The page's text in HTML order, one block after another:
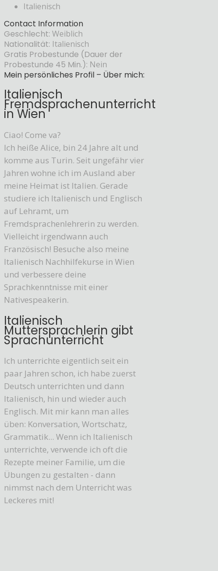
Italienisch
Contact Information
Geschlecht: Weiblich
Nationalität: Italienisch
Gratis Probestunde (Dauer der
Probestunde 45 Min.): Nein
Mein persönliches Profil – Über mich:
Italienisch
Fremdsprachenunterricht
in Wien
Ciao! Come va?
Ich heiße Alice, bin 24 Jahre alt und
komme aus Turin. Seit ungefähr vier
Jahren wohne ich im Ausland aber
meine Heimat ist Italien. Gerade
studiere ich Italienisch und Englisch
auf Lehramt, um
Fremdsprachenlehrerin zu werden.
Vielleicht irgendwann auch
Französisch! Besuche also meine
Italienisch Nachhilfekurse in Wien
und verbessere deine
Sprachkenntnisse mit einer
Nativespeakerin.
Italienisch
Muttersprachlerin gibt
Sprachunterricht
Ich unterrichte eigentlich seit ein
paar Jahren schon, ich habe zuerst
Deutsch unterrichten und dann
Italienisch, hin und wieder auch
Englisch. Mit mir kann man alles
üben: Konversation, Wortschatz,
Grammatik... Wenn ich Italienisch
unterrichte, verwende ich oft die
Rezepte meiner Familie, um die
Übungen zu gestalten - dann
nimmst nach dem Unterricht was
Leckeres mit!